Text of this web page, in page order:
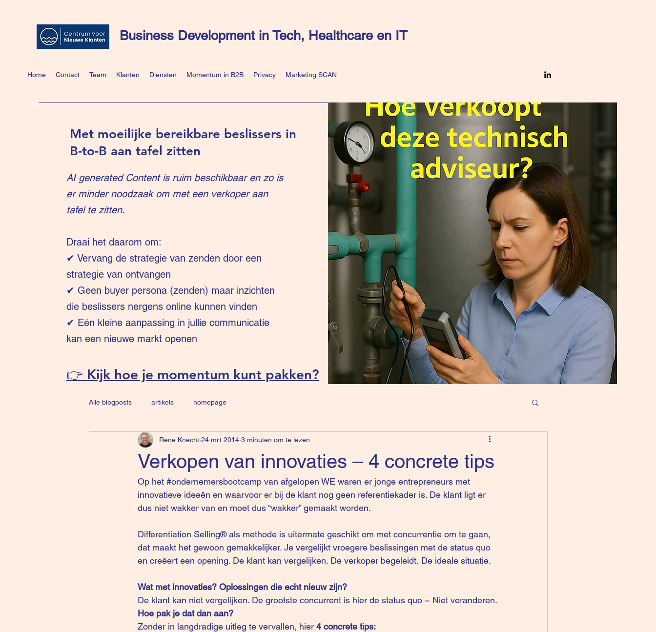
Business Development in Tech, Healthcare en IT
Home Contact Team Klanten Diensten Momentum in B2B Privacy Marketing SCAN
Met moeilijke bereikbare beslissers in
B-to-B aan tafel zitten
AI generated Content is ruim beschikbaar en zo is
er minder noodzaak om met een verkoper aan
tafel te zitten.
Draai het daarom om:
✔ Vervang de strategie van zenden door een
strategie van ontvangen
✔ Geen buyer persona (zenden) maar inzichten
die beslissers nergens online kunnen vinden
✔ Eén kleine aanpassing in jullie communicatie
kan een nieuwe markt openen
👉 Kijk hoe je momentum kunt pakken?
Alle blogposts artikels homepage
Verkopen van innovaties – 4 concrete tips
Rene Knecht 24 mrt 2014 3 minuten om te lezen
Op het #ondernemersbootcamp van afgelopen WE waren er jonge entrepreneurs met
innovatieve ideeën en waarvoor er bij de klant nog geen referentiekader is. De klant ligt er
dus niet wakker van en moet dus “wakker” gemaakt worden.
Differentiation Selling® als methode is uitermate geschikt om met concurrentie om te gaan,
dat maakt het gewoon gemakkelijker. Je vergelijkt vroegere beslissingen met de status quo
en creëert een opening. De klant kan vergelijken. De verkoper begeleidt. De ideale situatie.
Wat met innovaties? Oplossingen die echt nieuw zijn?
De klant kan niet vergelijken. De grootste concurrent is hier de status quo = Niet veranderen.
Hoe pak je dat dan aan?
Zonder in langdradige uitleg te vervallen, hier 4 concrete tips: